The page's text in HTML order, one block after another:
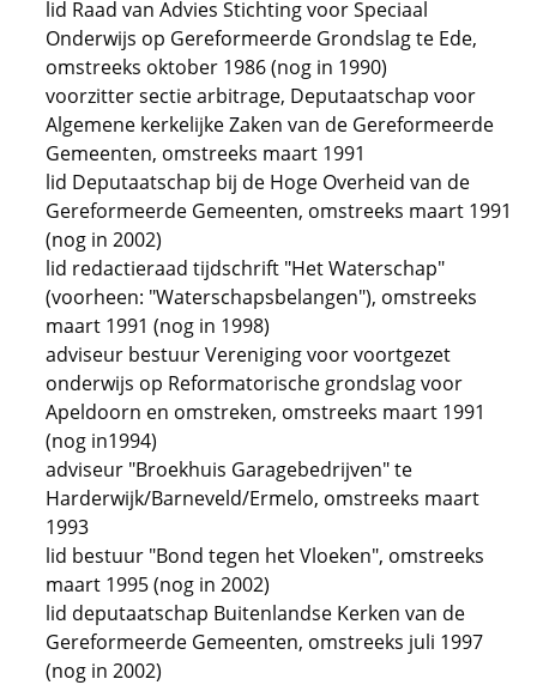
lid Raad van Advies Stichting voor Speciaal
Onderwijs op Gereformeerde Grondslag te Ede,
omstreeks oktober 1986 (nog in 1990)
voorzitter sectie arbitrage, Deputaatschap voor
Algemene kerkelijke Zaken van de Gereformeerde
Gemeenten, omstreeks maart 1991
lid Deputaatschap bij de Hoge Overheid van de
Gereformeerde Gemeenten, omstreeks maart 1991
(nog in 2002)
lid redactieraad tijdschrift "Het Waterschap"
(voorheen: "Waterschapsbelangen"), omstreeks
maart 1991 (nog in 1998)
adviseur bestuur Vereniging voor voortgezet
onderwijs op Reformatorische grondslag voor
Apeldoorn en omstreken, omstreeks maart 1991
(nog in1994)
adviseur "Broekhuis Garagebedrijven" te
Harderwijk/Barneveld/Ermelo, omstreeks maart
1993
lid bestuur "Bond tegen het Vloeken", omstreeks
maart 1995 (nog in 2002)
lid deputaatschap Buitenlandse Kerken van de
Gereformeerde Gemeenten, omstreeks juli 1997
(nog in 2002)